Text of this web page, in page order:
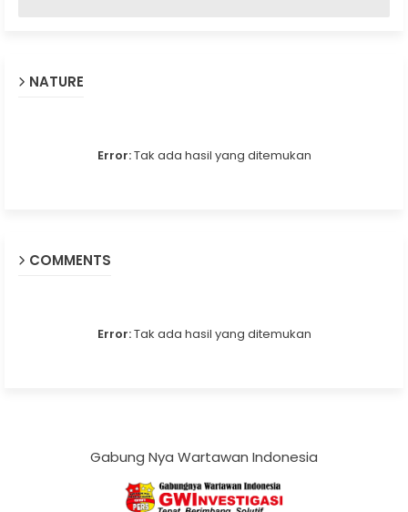
NATURE
Error:Tak ada hasil yang ditemukan
COMMENTS
Error:Tak ada hasil yang ditemukan
Gabung Nya Wartawan Indonesia